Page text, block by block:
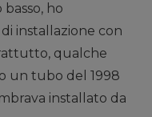
ho
installazione con
qualche
un tubo del 1998
installato da